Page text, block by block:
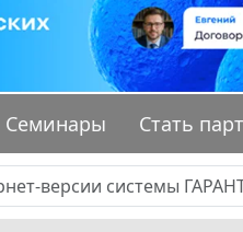
Семинары Стать